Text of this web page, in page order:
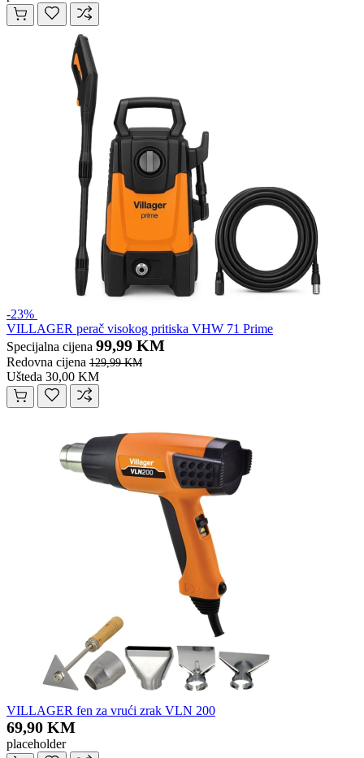
-23%
VILLAGER perač visokog pritiska VHW 71 Prime
Specijalna cijena 99,99 KM
Redovna cijena 129,99 KM
Ušteda 30,00 KM
VILLAGER fen za vrući zrak VLN 200
69,90 KM
placeholder